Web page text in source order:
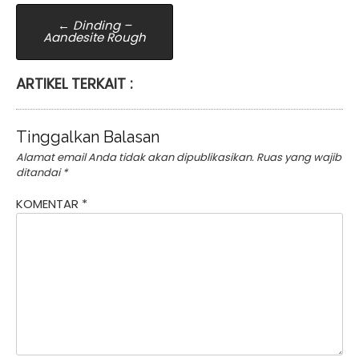
Post
navigation
← Dinding –
Aandesite Rough
ARTIKEL TERKAIT :
Tinggalkan Balasan
Alamat email Anda tidak akan dipublikasikan. Ruas yang wajib
ditandai*
KOMENTAR *